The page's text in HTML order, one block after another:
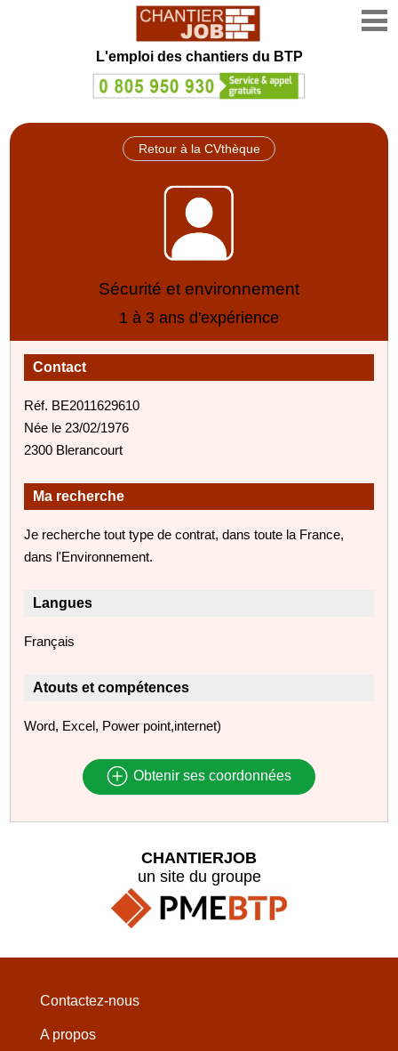
L'emploi des chantiers du BTP
Retour à la CVthèque
Sécurité et environnement
1 à 3 ans d'expérience
Contact
Réf. BE2011629610
Née le 23/02/1976
2300 Blerancourt
Ma recherche
Je recherche tout type de contrat, dans toute la France,
dans l'Environnement.
Langues
Français
Atouts et compétences
Word, Excel, Power point,internet)
Obtenir ses coordonnées
CHANTIERJOB
un site du groupe
Contactez-nous
A propos